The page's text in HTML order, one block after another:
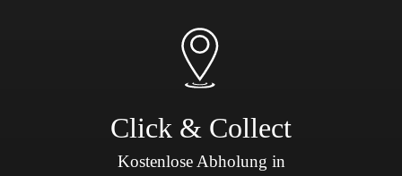
Click & Collect
Kostenlose Abholung in